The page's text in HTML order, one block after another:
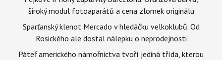
široký modul fotoaparátů a cena zlomek originálu
Sparťanský klenot Mercado v hledáčku velkoklubů. Od
Rosického ale dostal nálepku o neprodejnosti
Páteř amerického námořnictva tvoří jediná třída, kterou